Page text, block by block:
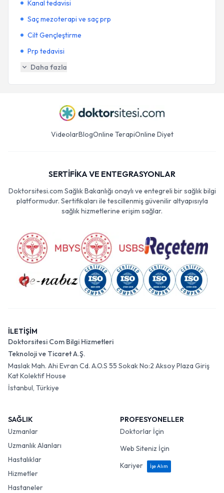
Kanal tedavisi
Saç mezoterapi ve saç prp
Cilt Gençleştirme
Prp tedavisi
Daha fazla
VideolarBlogOnline TerapiOnline Diyet
SERTİFİKA VE ENTEGRASYONLAR
Doktorsitesi.com Sağlık Bakanlığı onaylı ve entegreli bir sağlık bilgi
platformudur. Sertifikaları ile tescillenmiş güvenilir altyapısıyla
sağlık hizmetlerine erişim sağlar.
İLETİŞİM
Doktorsitesi Com Bilgi Hizmetleri
Teknoloji ve Ticaret A.Ş.
Maslak Mah. Ahi Evran Cd. A.O.S 55 Sokak No:2 Aksoy Plaza Giriş
Kat Kolektif House
İstanbul, Türkiye
SAĞLIK
Uzmanlar
Uzmanlık Alanları
Hastalıklar
Hizmetler
Hastaneler
PROFESYONELLER
Doktorlar İçin
Web Siteniz İçin
Kariyer
İşe Alım